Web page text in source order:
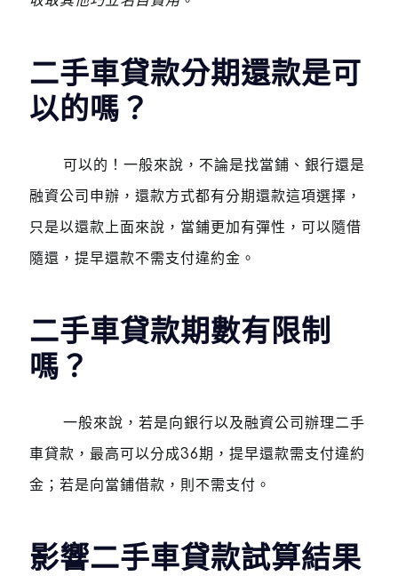
二手車貸款分期還款是可
以的嗎？
可以的！一般來說，不論是找當鋪、銀行還是
融資公司申辦，還款方式都有分期還款這項選擇，
只是以還款上面來說，當鋪更加有彈性，可以隨借
隨還，提早還款不需支付違約金。
二手車貸款期數有限制
嗎？
一般來說，若是向銀行以及融資公司辦理二手
車貸款，最高可以分成36期，提早還款需支付違約
金；若是向當鋪借款，則不需支付。
影響二手車貸款試算結果